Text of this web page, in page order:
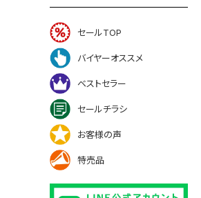
セールTOP
バイヤーオススメ
ベストセラー
セールチラシ
お客様の声
特売品